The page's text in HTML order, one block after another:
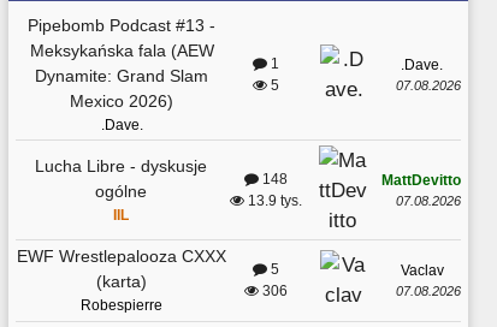
Pipebomb Podcast #13 -
Meksykańska fala (AEW
Dynamite: Grand Slam
Mexico 2026)
.Dave.
1
5
.Dave.
07.08.2026
Lucha Libre - dyskusje
ogólne
IIL
148
13.9 tys.
MattDevitto
07.08.2026
EWF Wrestlepalooza CXXX
(karta)
Robespierre
5
306
Vaclav
07.08.2026